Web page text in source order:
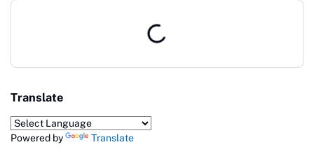
Translate
Powered by Translate